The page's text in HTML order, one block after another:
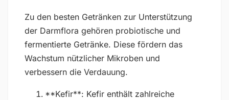
Zu den besten Getränken zur Unterstützung
der Darmflora gehören probiotische und
fermentierte Getränke. Diese fördern das
Wachstum nützlicher Mikroben und
verbessern die Verdauung.
**Kefir**: Kefir enthält zahlreiche